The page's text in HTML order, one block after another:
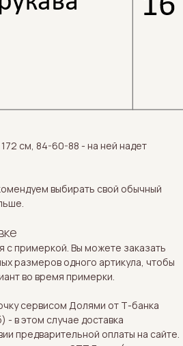
см, 84-60-88 - на ней надет
выбирать свой обычный
с примеркой. Вы можете заказать
размеров одного артикула, чтобы
во время примерки.
сервисом Долями от Т-банка
- в этом случае доставка
предварительной оплаты на сайте.